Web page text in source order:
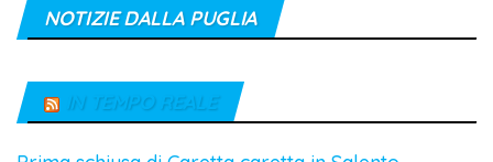
NOTIZIE DALLA PUGLIA
IN TEMPO REALE